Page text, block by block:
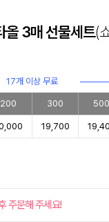
올 3매 선물세트(
17개 이상 무료
200 300 500
19,700
주문해 주세요!